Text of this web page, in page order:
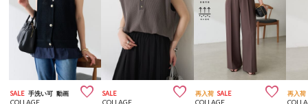
SALE 手洗い可 動画 
COLLAGE
SALE 
COLLAGE
再入荷 SALE 
COLLAGE
再入荷